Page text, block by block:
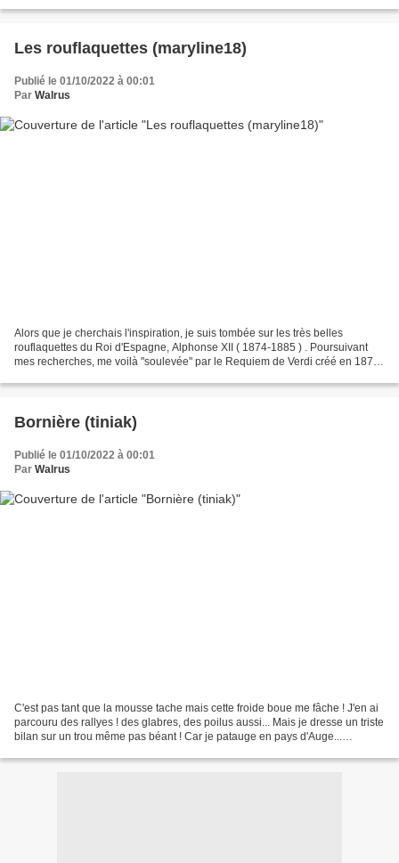
Les rouflaquettes (maryline18)
Publié le 01/10/2022 à 00:01
Par Walrus
Alors que je cherchais l'inspiration, je suis tombée sur les très belles
rouflaquettes du Roi d'Espagne, Alphonse XII ( 1874-1885 ) . Poursuivant
mes recherches, me voilà "soulevée" par le Requiem de Verdi créé en 1874,
Bornière (tiniak)
Publié le 01/10/2022 à 00:01
Par Walrus
C'est pas tant que la mousse tache mais cette froide boue me fâche ! J'en ai
parcouru des rallyes ! des glabres, des poilus aussi... Mais je dresse un triste
bilan sur un trou même pas béant ! Car je patauge en pays d'Auge...